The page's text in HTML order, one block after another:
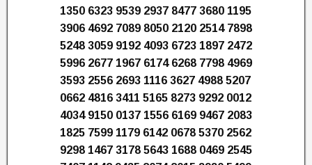
1350 6323 9539 2937 8477 3680 1195
3906 4692 7089 8050 2120 2514 7898
5248 3059 9192 4093 6723 1897 2472
5996 2677 1967 6174 6268 7798 4969
3593 2556 2693 1116 3627 4988 5207
0662 4816 3411 5165 8273 9292 0012
4034 9150 0137 1556 6169 9467 2083
1825 7599 1179 6142 0678 5370 2562
9298 1467 3178 5643 1688 0469 2545